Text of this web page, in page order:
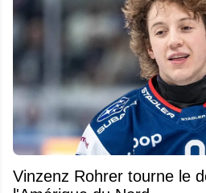
Vinzenz Rohrer tourne le